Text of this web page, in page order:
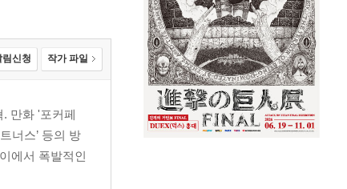
신청 작가 파일
만화 '포커페
너스’ 등의 방
에서 폭발적인